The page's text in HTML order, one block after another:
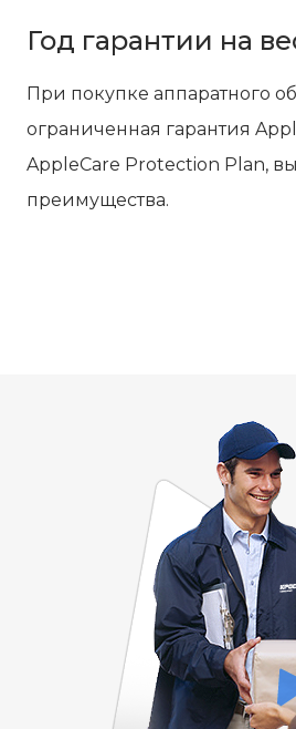
Год гарантии на
При покупке аппаратного
ограниченная гарантия
AppleCare Protection Plan,
преимущества.